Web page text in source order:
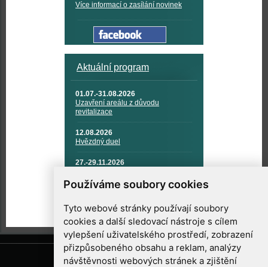
Používáme soubory cookies
Tyto webové stránky používají soubory
cookies a další sledovací nástroje s cílem
vylepšení uživatelského prostředí, zobrazení
přizpůsobeného obsahu a reklam, analýzy
návštěvnosti webových stránek a zjištění
Více informací o zasílání novinek
Aktuální program
01.07.-31.08.2026
Uzavření areálu z důvodu
revitalizace
12.08.2026
Hvězdný duel
27.-29.11.2026
TECHNIKA A KOSMICKÉ
TECHNOLOGIE